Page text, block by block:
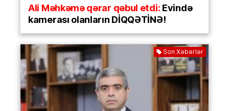
Ali Məhkəmə qərar qəbul etdi:Evində
kamerası olanların DİQQƏTİNƏ!
Son Xəbərlər